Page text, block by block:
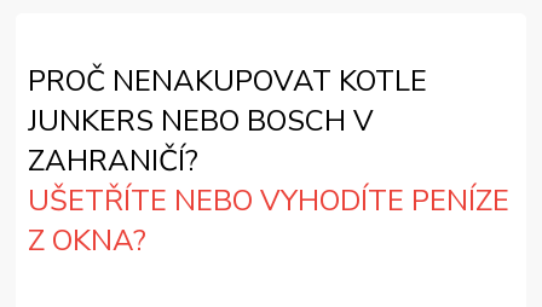
PROČ NENAKUPOVAT KOTLE
JUNKERS NEBO BOSCH V
ZAHRANIČÍ?
UŠETŘÍTE NEBO VYHODÍTE PENÍZE
Z OKNA?